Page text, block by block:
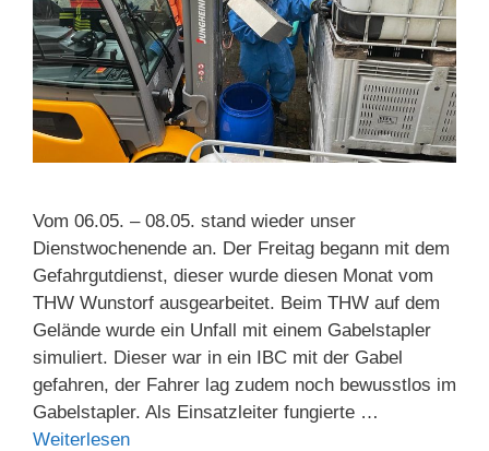
Vom 06.05. – 08.05. stand wieder unser
Dienstwochenende an. Der Freitag begann mit dem
Gefahrgutdienst, dieser wurde diesen Monat vom
THW Wunstorf ausgearbeitet. Beim THW auf dem
Gelände wurde ein Unfall mit einem Gabelstapler
simuliert. Dieser war in ein IBC mit der Gabel
gefahren, der Fahrer lag zudem noch bewusstlos im
Gabelstapler. Als Einsatzleiter fungierte …
Weiterlesen